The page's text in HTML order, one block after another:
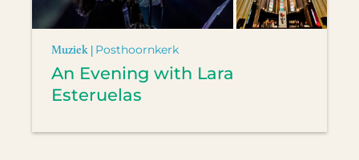
Muziek | Posthoornkerk
An Evening with Lara
Esteruelas